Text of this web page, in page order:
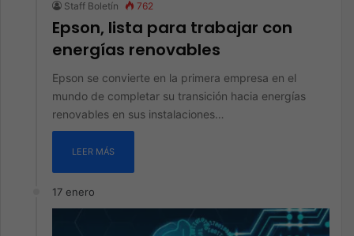
Staff Boletín 762
Epson, lista para trabajar con
energías renovables
Epson se convierte en la primera empresa en el
mundo de completar su transición hacia energías
renovables en sus instalaciones…
LEER MÁS
17 enero